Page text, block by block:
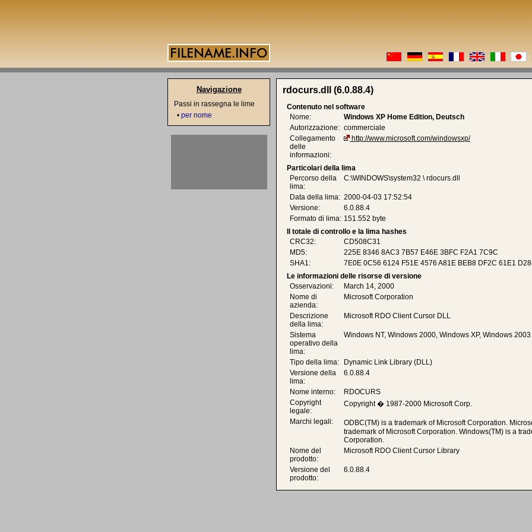
rdocurs.dll (6.0.88.4)
Contenuto nel software
Nome:
Windows XP Home Edition, Deutsch
Autorizzazione: commerciale
Collegamento
delle
informazioni:
http://www.microsoft.com/windowsxp/
Particolari della lima
Percorso della
lima:
C:\WINDOWS\system32 \ rdocurs.dll
Data della lima: 2000-04-03 17:52:54
Versione:
6.0.88.4
Formato di lima: 151.552 byte
Il totale di controllo e la lima hashes
CRC32:
CD508C31
MD5:
225E 8346 8AC3 7B57 E46E 3BFC F2A1 7C9C
SHA1:
7E0E 0C56 6124 F51E 4576 A81E BEB8 DF2C 61E1
Le informazioni delle risorse di versione
Osservazioni:
March 14, 2000
Nome di
azienda:
Microsoft Corporation
Descrizione
della lima:
Microsoft RDO Client Cursor DLL
Sistema
operativo della
lima:
Windows NT, Windows 2000, Windows XP, Windows 2003
Tipo della lima:
Dynamic Link Library (DLL)
Versione della
lima:
6.0.88.4
Nome interno:
RDOCURS
Copyright
legale:
Copyright � 1987-2000 Microsoft Corp.
Marchi legali:
ODBC(TM) is a trademark of Microsoft Corporation.
trademark of Microsoft Corporation. Windows(TM) is a
Corporation.
Nome del
prodotto:
Microsoft RDO Client Cursor Library
Versione del
prodotto:
6.0.88.4
Navigazione
Passi in rassegna le lime
• per nome